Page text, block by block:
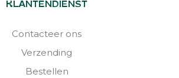
KLANTENDIENST
Contacteer ons
Verzending
Bestellen